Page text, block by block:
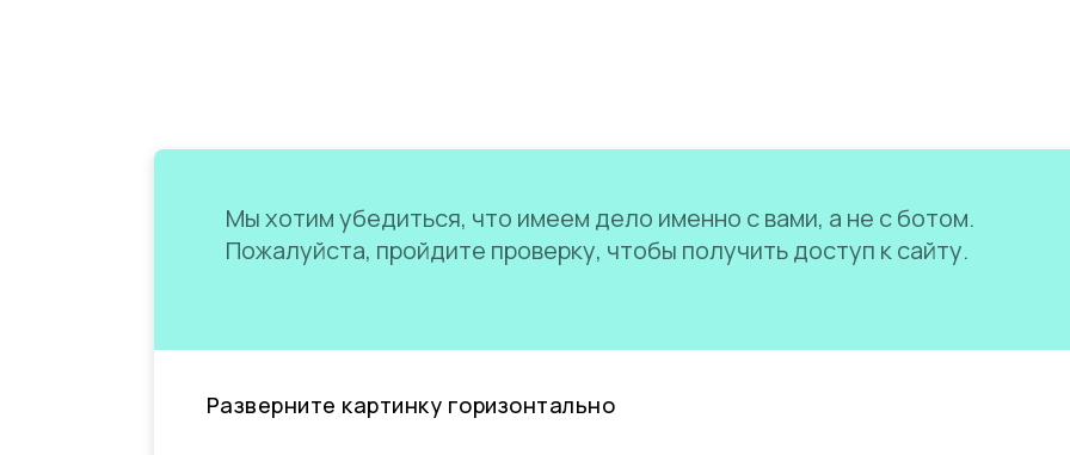
Мы хотим убедиться, что имеем дело именно с вами, а не с ботом.
Пожалуйста, пройдите проверку, чтобы получить доступ к сайту.
Разверните картинку горизонтально